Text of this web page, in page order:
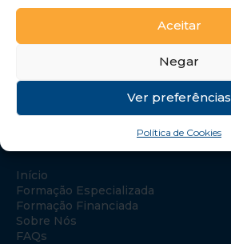
Aceitar
Negar
Ver preferências
Política de Cookies
Início
Formação Especializada
Formação Financiada
Sobre Nós
FAQs